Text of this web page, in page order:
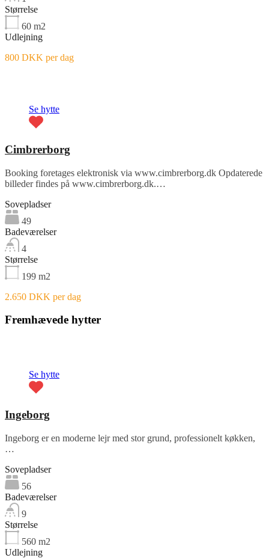
Størrelse
60 m2
Udlejning
800 DKK per dag
Se hytte
Cimbrerborg
Booking foretages elektronisk via www.cimbrerborg.dk Opdaterede
billeder findes på www.cimbrerborg.dk.…
Sovepladser
49
Badeværelser
4
Størrelse
199 m2
2.650 DKK per dag
Fremhævede hytter
Se hytte
Ingeborg
Ingeborg er en moderne lejr med stor grund, professionelt køkken,
…
Sovepladser
56
Badeværelser
9
Størrelse
560 m2
Udlejning